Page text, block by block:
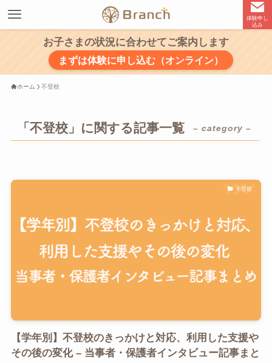
体験申し
込み
お子さまの状況に合わせてご案内します
まずは体験に申し込む（オンライン）
ホーム 不登校
「不登校」に関する記事一覧 – category –
不登校
【学年別】不登校のきっかけと対応、利用した支援や
その後の変化 – 当事者・保護者インタビュー記事まと